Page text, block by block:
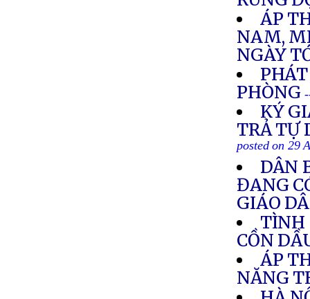
ÁP
NAM,
NGÀY
PHÒNG
KÝ
TRẢ TỰ
posted on 29
DÂN
ĐANG
GIÁO
TÌNH
CỒN
ÁP
NĂNG